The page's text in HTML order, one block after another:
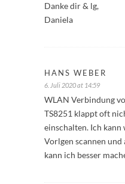
Danke dir & lg,
Daniela
HANS WEBER
6. Juli 2020 at 14:59
WLAN Verbindung
TS8251 klappt oft
einschalten. Ich kann
Vorlgen scannen und
kann ich besser